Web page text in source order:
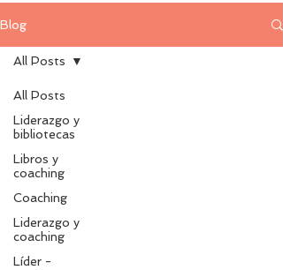
Blog
All Posts
Liderazgo y
bibliotecas
Libros y
coaching
Coaching
Liderazgo y
coaching
Líder -
All Posts